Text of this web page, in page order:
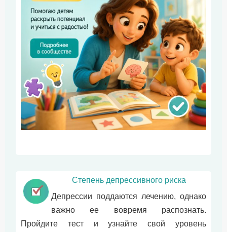
Степень депрессивного риска
Депрессии поддаются лечению, однако
важно ее вовремя распознать.
Пройдите тест и узнайте свой уровень